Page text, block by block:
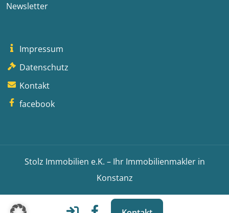
Newsletter
Impressum
Datenschutz
Kontakt
facebook
Stolz Immobilien e.K. – Ihr Immobilienmakler in
Konstanz